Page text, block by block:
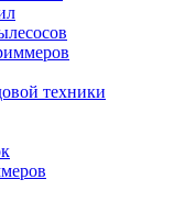
техники